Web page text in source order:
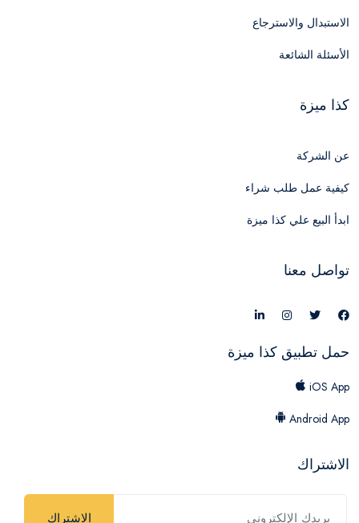
الاستبدال والاسترجاع
الأسئلة الشائعة
كذا ميزة
عن الشركة
كيفية عمل طلب شراء
ابدأ البيع علي كذا ميزة
تواصل معنا
حمل تطبيق كذا ميزة
iOS App
Android App
الاشتراك
الاشتراك